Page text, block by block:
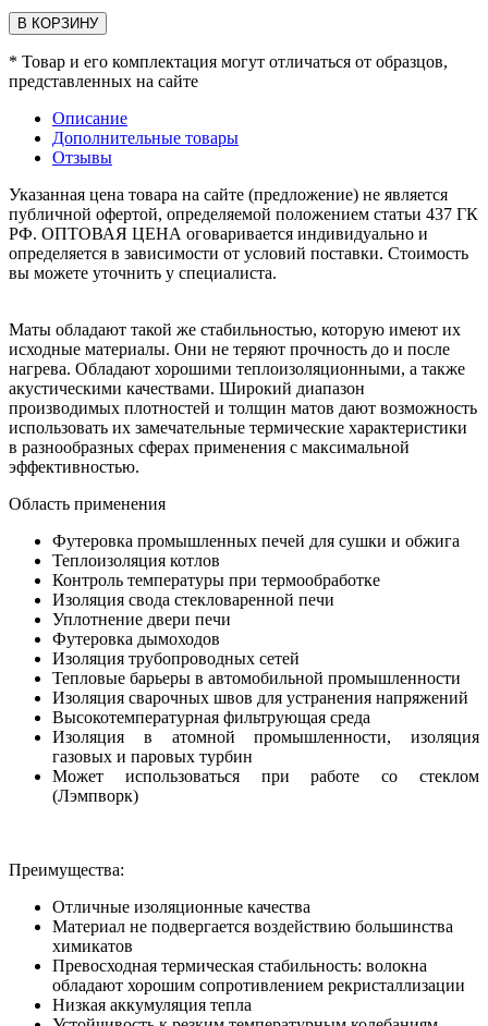
В КОРЗИНУ
* Товар и его комплектация могут отличаться от образцов,
представленных на сайте
Описание
Дополнительные товары
Отзывы
Указанная цена товара на сайте (предложение) не является
публичной офертой, определяемой положением статьи 437 ГК
РФ. ОПТОВАЯ ЦЕНА оговаривается индивидуально и
определяется в зависимости от условий поставки. Стоимость
вы можете уточнить у специалиста.
Маты обладают такой же стабильностью, которую имеют их
исходные материалы. Они не теряют прочность до и после
нагрева. Обладают хорошими теплоизоляционными, а также
акустическими качествами. Широкий диапазон
производимых плотностей и толщин матов дают возможность
использовать их замечательные термические характеристики
в разнообразных сферах применения с максимальной
эффективностью.
Область применения
Футеровка промышленных печей для сушки и обжига
Теплоизоляция котлов
Контроль температуры при термообработке
Изоляция свода стекловаренной печи
Уплотнение двери печи
Футеровка дымоходов
Изоляция трубопроводных сетей
Тепловые барьеры в автомобильной промышленности
Изоляция сварочных швов для устранения напряжений
Высокотемпературная фильтрующая среда
Изоляция в атомной промышленности, изоляция
газовых и паровых турбин
Может использоваться при работе со стеклом
(Лэмпворк)
Преимущества:
Отличные изоляционные качества
Материал не подвергается воздействию большинства
химикатов
Превосходная термическая стабильность: волокна
обладают хорошим сопротивлением рекристаллизации
Низкая аккумуляция тепла